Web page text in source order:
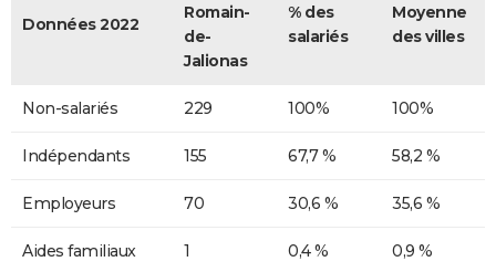
Données 2022
Romain-
de-
Jalionas
% des
salariés
Moyenne
des villes
Non-salariés 229 100% 100%
Indépendants 155 67,7 % 58,2 %
Employeurs 70 30,6 % 35,6 %
Aides familiaux 1 0,4 % 0,9 %